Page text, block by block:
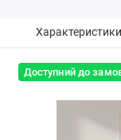
Характеристики
Доступний до